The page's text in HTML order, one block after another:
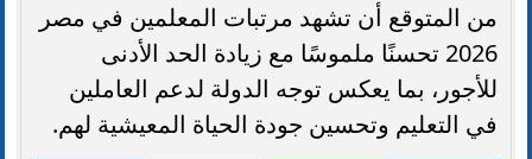
من المتوقع أن تشهد مرتبات المعلمين في مصر
2026 تحسنًا ملموسًا مع زيادة الحد الأدنى
للأجور، بما يعكس توجه الدولة لدعم العاملين
في التعليم وتحسين جودة الحياة المعيشية لهم.